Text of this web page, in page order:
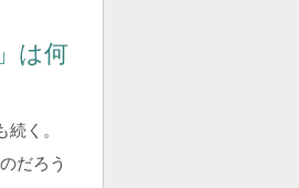
は何
く。
だろう